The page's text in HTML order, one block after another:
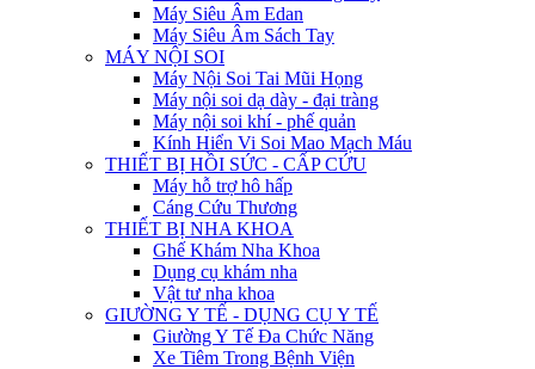
Máy Siêu Âm Edan
Máy Siêu Âm Sách Tay
MÁY NỘI SOI
Máy Nội Soi Tai Mũi Họng
Máy nội soi dạ dày - đại tràng
Máy nội soi khí - phế quản
Kính Hiển Vi Soi Mao Mạch Máu
THIẾT BỊ HỒI SỨC - CẤP CỨU
Máy hỗ trợ hô hấp
Cáng Cứu Thương
THIẾT BỊ NHA KHOA
Ghế Khám Nha Khoa
Dụng cụ khám nha
Vật tư nha khoa
GIƯỜNG Y TẾ - DỤNG CỤ Y TẾ
Giường Y Tế Đa Chức Năng
Xe Tiêm Trong Bệnh Viện